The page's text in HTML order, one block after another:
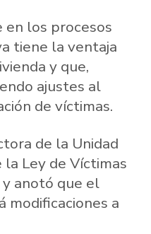
en los procesos
tiene la ventaja
y que,
ajustes al
de víctimas.
de la Unidad
Ley de Víctimas
anotó que el
modificaciones a